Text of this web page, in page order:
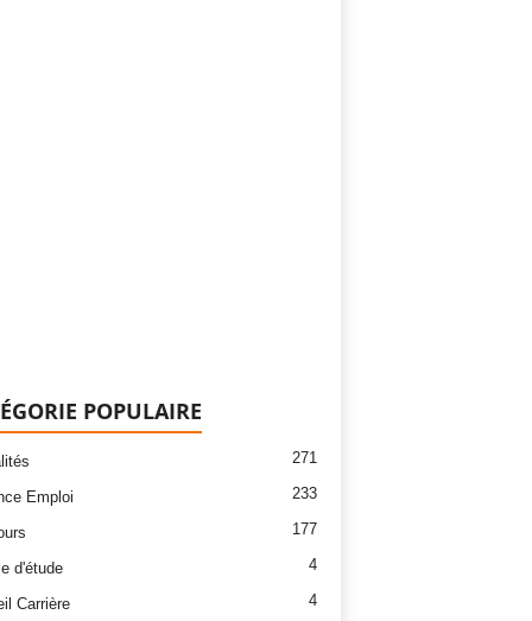
POPULAIRE
271
Emploi 233
177
d'étude 4
Carrière 4